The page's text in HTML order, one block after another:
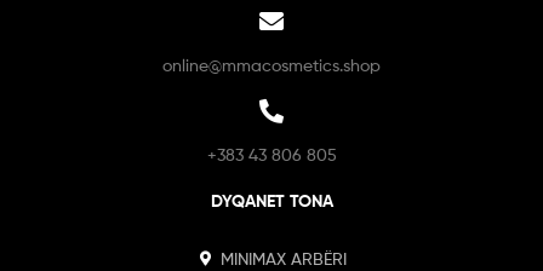
online@mmacosmetics.shop
+383 43 806 805
DYQANET TONA
MINIMAX ARBËRI